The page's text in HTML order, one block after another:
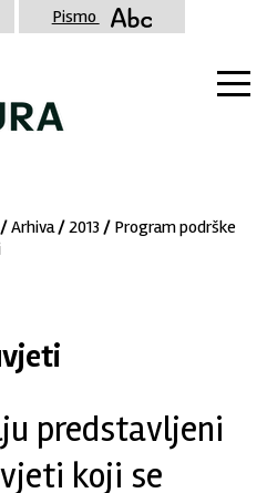
/Arhiva/2013/ Program podrške
predstavljeni
koji se
Pismo